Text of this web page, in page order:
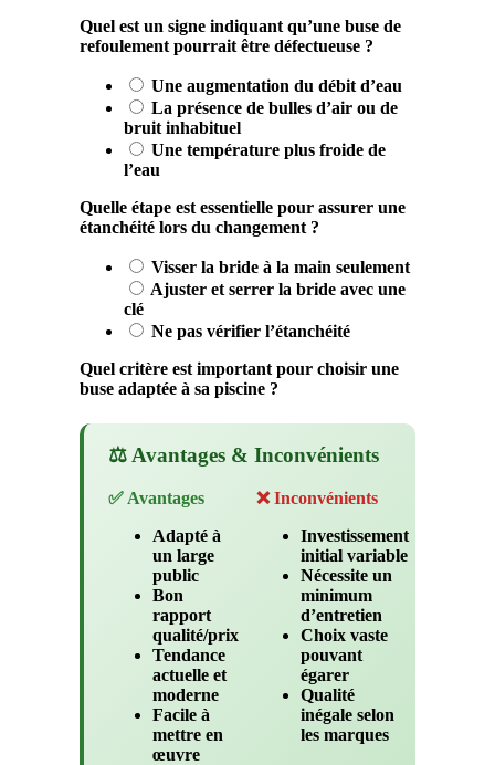
Quel est un signe indiquant qu’une buse de
refoulement pourrait être défectueuse ?
Une augmentation du débit d’eau
La présence de bulles d’air ou de
bruit inhabituel
Une température plus froide de
l’eau
Quelle étape est essentielle pour assurer une
étanchéité lors du changement ?
Visser la bride à la main seulement
Ajuster et serrer la bride avec une
clé
Ne pas vérifier l’étanchéité
Quel critère est important pour choisir une
buse adaptée à sa piscine ?
⚖️ Avantages & Inconvénients
✅ Avantages
Adapté à
un large
public
Bon
rapport
qualité/prix
Tendance
actuelle et
moderne
Facile à
mettre en
œuvre
❌ Inconvénients
Investissement
initial variable
Nécessite un
minimum
d’entretien
Choix vaste
pouvant
égarer
Qualité
inégale selon
les marques